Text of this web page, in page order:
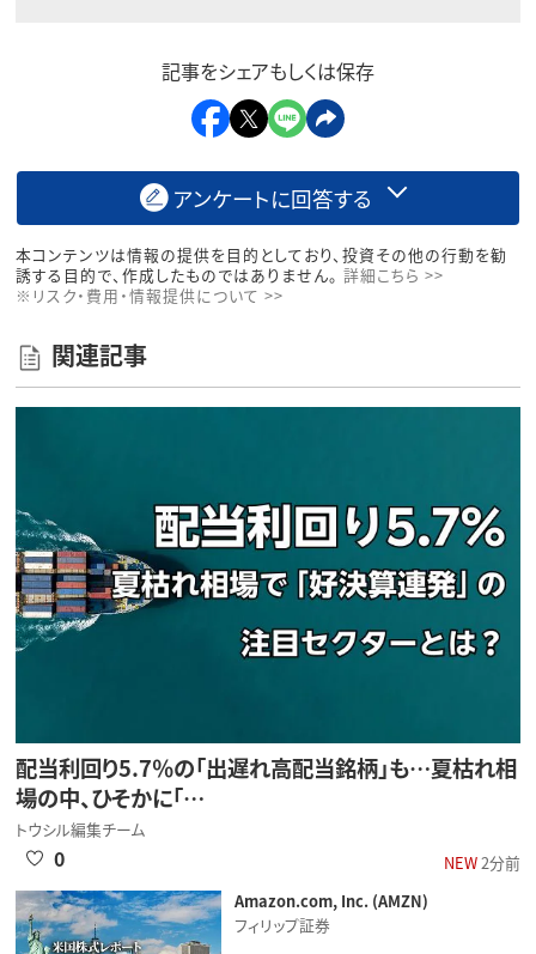
記事をシェアもしくは保存
アンケートに回答する
本コンテンツは情報の提供を目的としており、投資その他の行動を勧
誘する目的で、作成したものではありません。 詳細こちら >>
※リスク・費用・情報提供について >>
関連記事
配当利回り5.7％の「出遅れ高配当銘柄」も…夏枯れ相
場の中、ひそかに「…
トウシル編集チーム
NEW2分前
0
Amazon.com, Inc. (AMZN)
フィリップ証券